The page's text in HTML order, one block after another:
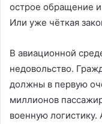
острое обращение
Или уже чёткая
В авиационной
недовольство.
должны в первую
миллионов
военную логистику.